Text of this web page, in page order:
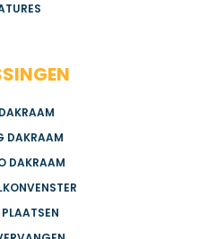
DAKRAAM
DAKRAAM